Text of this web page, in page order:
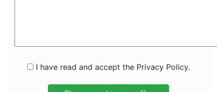
I have read and accept the Privacy Policy.